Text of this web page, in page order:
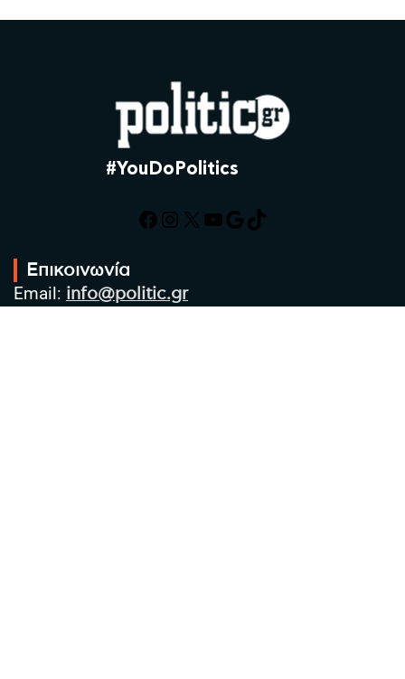
#YouDoPolitics
Facebook
Instagram
X YouTube
Google
TikTok
Επικοινωνία
Email: info@politic.gr